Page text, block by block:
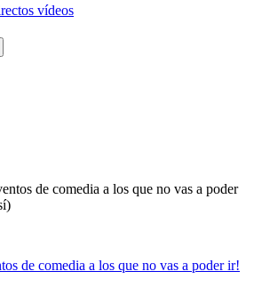
vídeos
de comedia a los que no vas a poder ir!